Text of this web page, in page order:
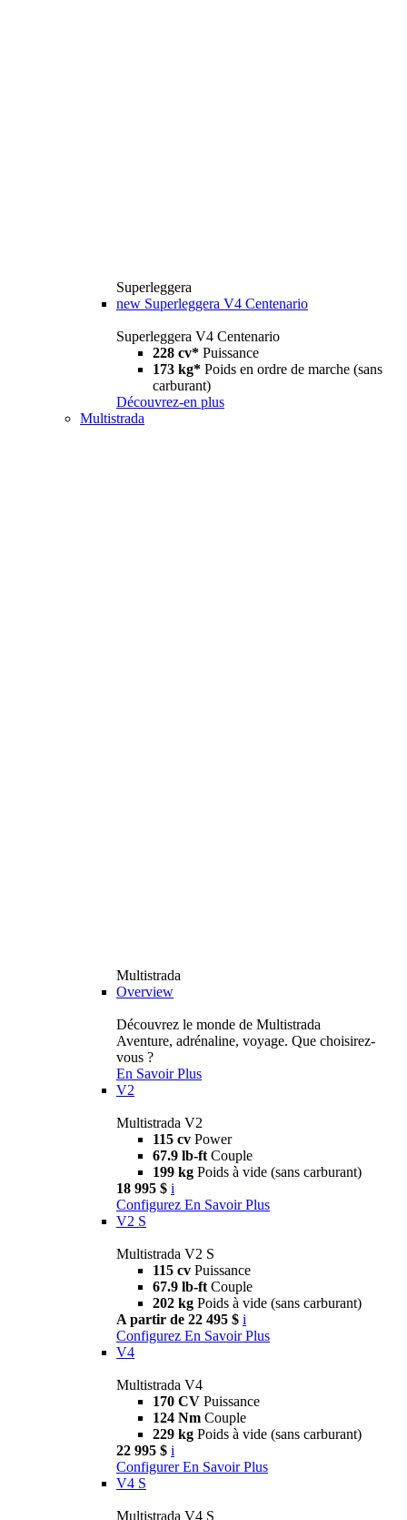
Superleggera
new Superleggera V4 Centenario
Superleggera V4 Centenario
228 cv* Puissance
173 kg* Poids en ordre de marche (sans
carburant)
Découvrez-en plus
Multistrada
Multistrada
Overview
Découvrez le monde de Multistrada
Aventure, adrénaline, voyage. Que choisirez-
vous ?
En Savoir Plus
V2
Multistrada V2
115 cv Power
67.9 lb-ft Couple
199 kg Poids à vide (sans carburant)
18 995 $ i
Configurez En Savoir Plus
V2 S
Multistrada V2 S
115 cv Puissance
67.9 lb-ft Couple
202 kg Poids à vide (sans carburant)
A partir de 22 495 $ i
Configurez En Savoir Plus
V4
Multistrada V4
170 CV Puissance
124 Nm Couple
229 kg Poids à vide (sans carburant)
22 995 $ i
Configurer En Savoir Plus
V4 S
Multistrada V4 S